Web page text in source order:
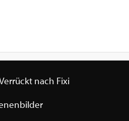
nach Fixi